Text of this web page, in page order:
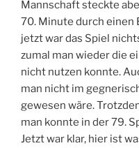
Mannschaft steckte
70. Minute durch einen
jetzt war das Spiel
zumal man wieder die
nicht nutzen konnte.
man nicht im
gewesen wäre.
man konnte in der 79.
Jetzt war klar, hier ist